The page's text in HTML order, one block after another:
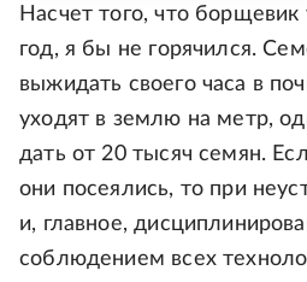
Насчет того, что борщевик
год, я бы не горячился.
выжидать своего часа в
уходят в землю на метр,
дать от 20 тысяч семян.
они посеялись, то при
и, главное,
соблюдением всех